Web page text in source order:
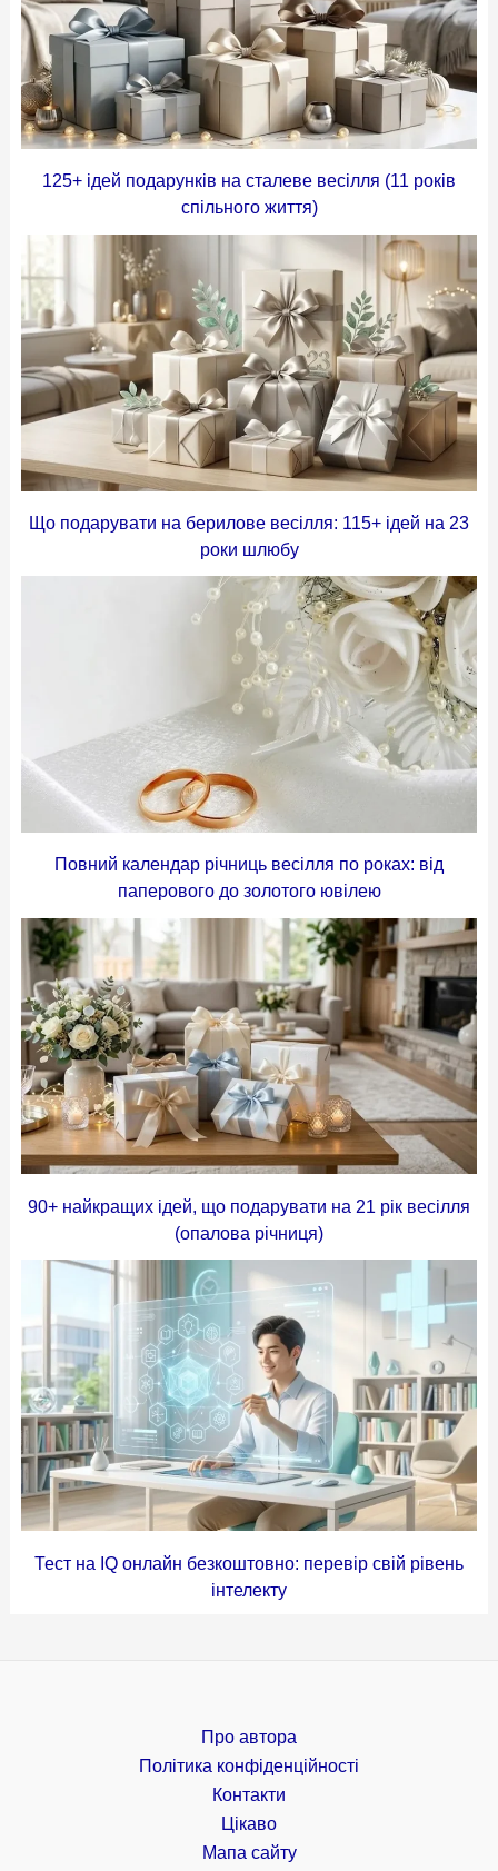
125+ ідей подарунків на сталеве весілля (11 років
спільного життя)
Що подарувати на берилове весілля: 115+ ідей на 23
роки шлюбу
Повний календар річниць весілля по роках: від
паперового до золотого ювілею
90+ найкращих ідей, що подарувати на 21 рік весілля
(опалова річниця)
Тест на IQ онлайн безкоштовно: перевір свій рівень
інтелекту
Про автора
Політика конфіденційності
Контакти
Цікаво
Мапа сайту